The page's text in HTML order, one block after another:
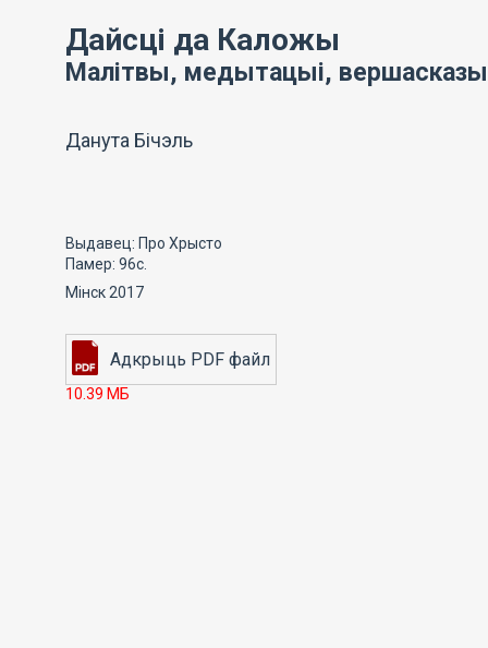
Дайсці да Каложы
Малітвы, медытацыі, вершасказы
Данута Бічэль
Выдавец: Про Хрысто
Памер: 96с.
Мінск 2017
10.39 МБ